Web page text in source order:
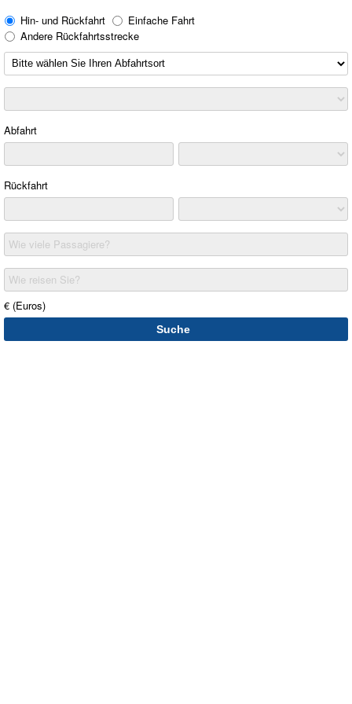
Hin- und Rückfahrt
Einfache Fahrt
Andere Rückfahrtsstrecke
Abfahrt
Rückfahrt
Wie viele Passagiere?
Wie reisen Sie?
€ (Euros)
Suche